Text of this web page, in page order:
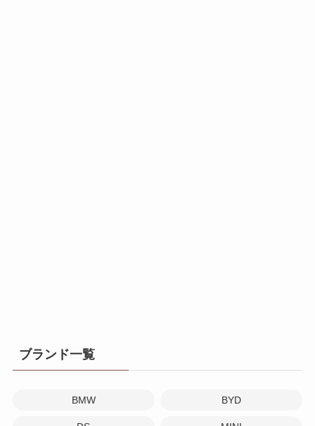
ブランド一覧
BMW BYD